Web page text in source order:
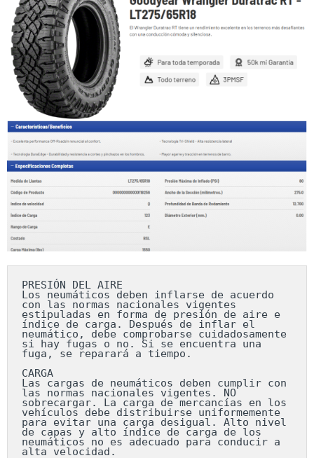
PRESIÓN DEL AIRE
Los neumáticos deben inflarse de acuerdo
con las normas nacionales vigentes
estipuladas en forma de presión de aire e
índice de carga. Después de inflar el
neumático, debe comprobarse cuidadosamente
si hay fugas o no. Si se encuentra una
fuga, se reparará a tiempo.
CARGA
Las cargas de neumáticos deben cumplir con
las normas nacionales vigentes. NO
sobrecargar. La carga de mercancías en los
vehículos debe distribuirse uniformemente
para evitar una carga desigual. Alto nivel
de capas y alto índice de carga de los
neumáticos no es adecuado para conducir a
alta velocidad.